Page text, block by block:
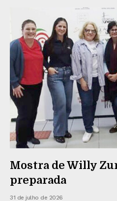
Mostra de Willy
preparada
31 de julho de 2026